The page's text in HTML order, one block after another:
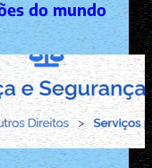
do mundo